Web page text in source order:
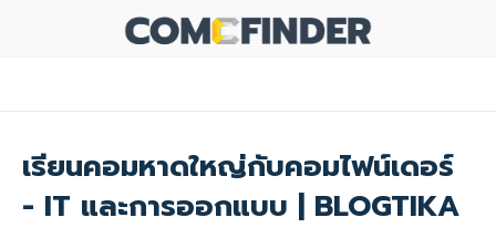
เรียนคอมหาดใหญ่กับคอมไฟน์เดอร์
- IT และการออกแบบ | BLOGTIKA